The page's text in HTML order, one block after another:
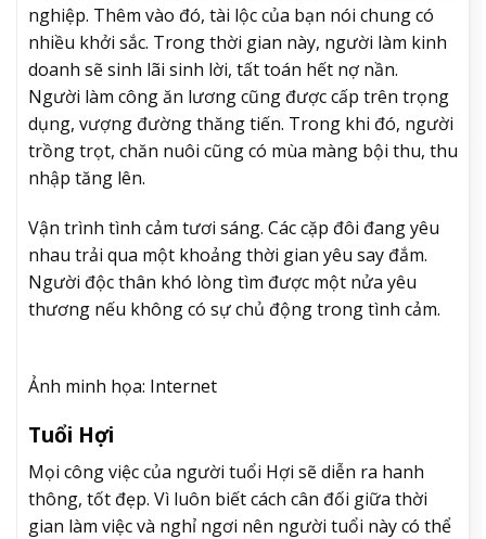
nghiệp. Thêm vào đó, tài lộc của bạn nói chung có
nhiều khởi sắc. Trong thời gian này, người làm kinh
doanh sẽ sinh lãi sinh lời, tất toán hết nợ nần.
Người làm công ăn lương cũng được cấp trên trọng
dụng, vượng đường thăng tiến. Trong khi đó, người
trồng trọt, chăn nuôi cũng có mùa màng bội thu, thu
nhập tăng lên.
Vận trình tình cảm tươi sáng. Các cặp đôi đang yêu
nhau trải qua một khoảng thời gian yêu say đắm.
Người độc thân khó lòng tìm được một nửa yêu
thương nếu không có sự chủ động trong tình cảm.
Ảnh minh họa: Internet
Tuổi Hợi
Mọi công việc của người tuổi Hợi sẽ diễn ra hanh
thông, tốt đẹp. Vì luôn biết cách cân đối giữa thời
gian làm việc và nghỉ ngơi nên người tuổi này có thể